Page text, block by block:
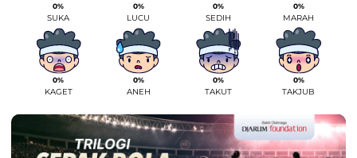
0%
SUKA
0%
LUCU
0%
SEDIH
0%
MARAH
0%
KAGET
0%
ANEH
0%
TAKUT
0%
TAKJUB